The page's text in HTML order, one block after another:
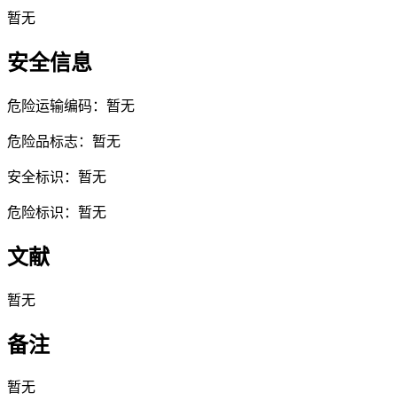
暂无
安全信息
危险运输编码：暂无
危险品标志：暂无
安全标识：暂无
危险标识：暂无
文献
暂无
备注
暂无